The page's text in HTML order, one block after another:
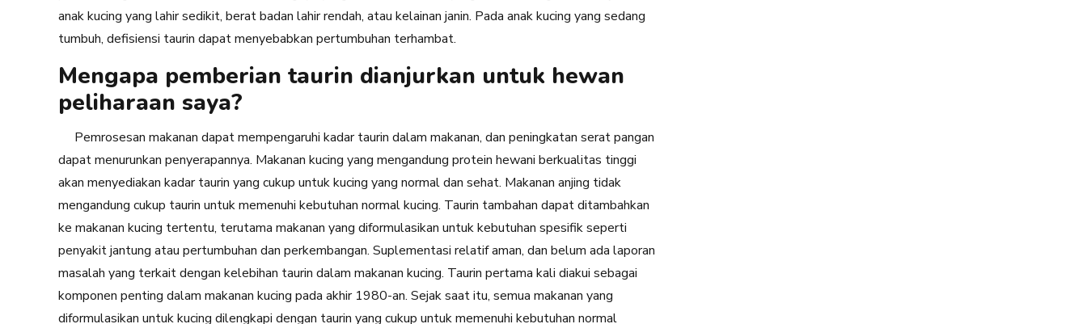
anak kucing yang lahir sedikit, berat badan lahir rendah, atau kelainan janin. Pada anak kucing yang sedang
tumbuh, defisiensi taurin dapat menyebabkan pertumbuhan terhambat.
Mengapa pemberian taurin dianjurkan untuk hewan
peliharaan saya?
Pemrosesan makanan dapat mempengaruhi kadar taurin dalam makanan, dan peningkatan serat pangan
dapat menurunkan penyerapannya. Makanan kucing yang mengandung protein hewani berkualitas tinggi
akan menyediakan kadar taurin yang cukup untuk kucing yang normal dan sehat. Makanan anjing tidak
mengandung cukup taurin untuk memenuhi kebutuhan normal kucing. Taurin tambahan dapat ditambahkan
ke makanan kucing tertentu, terutama makanan yang diformulasikan untuk kebutuhan spesifik seperti
penyakit jantung atau pertumbuhan dan perkembangan. Suplementasi relatif aman, dan belum ada laporan
masalah yang terkait dengan kelebihan taurin dalam makanan kucing. Taurin pertama kali diakui sebagai
komponen penting dalam makanan kucing pada akhir 1980-an. Sejak saat itu, semua makanan yang
diformulasikan untuk kucing dilengkapi dengan taurin yang cukup untuk memenuhi kebutuhan normal